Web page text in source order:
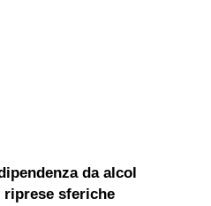
da alcol
riprese sferiche